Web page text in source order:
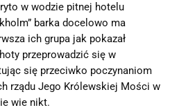
w wodzie pitnej hotelu
barka docelowo ma
ich grupa jak pokazał
przeprowadzić się w
się przeciwko poczynaniom
rządu Jego Królewskiej Mości w
wie nikt.